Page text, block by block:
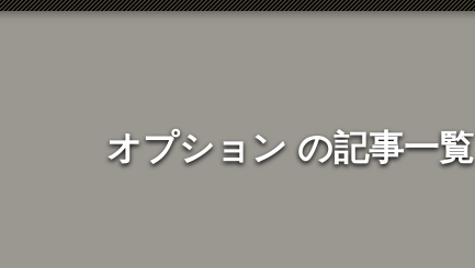
オプション の記事一覧